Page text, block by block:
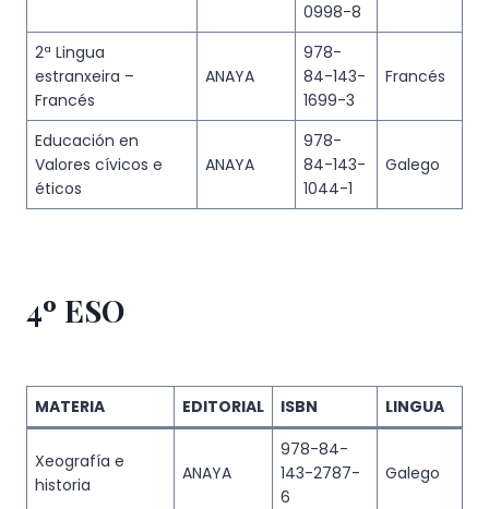
0998-8
2ª Lingua
estranxeira –
Francés
ANAYA
978-
84-143-
1699-3
Francés
Educación en
Valores cívicos e
éticos
ANAYA
978-
84-143-
1044-1
Galego
4º ESO
MATERIA EDITORIAL ISBN LINGUA
Xeografía e
historia
ANAYA
978-84-
143-2787-
6
Galego